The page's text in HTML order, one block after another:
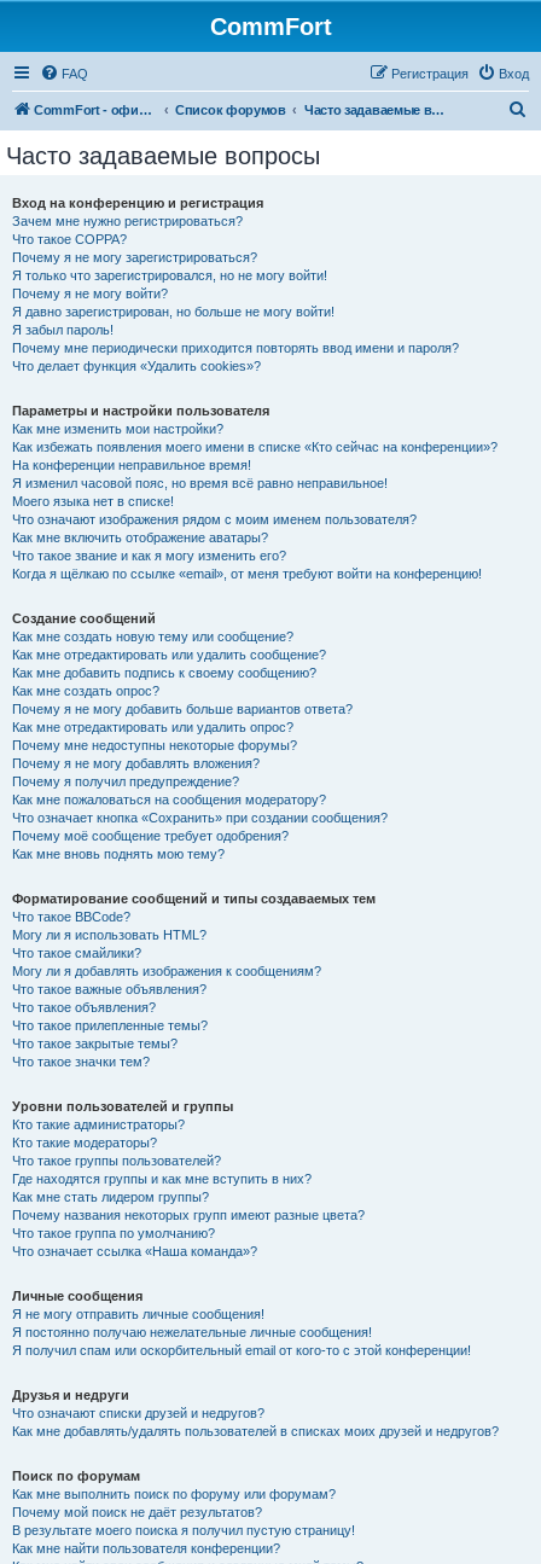
CommFort
FAQ Вход
Регистрация
CommFort - официальный сайт Список форумов Часто задаваемые вопросы
Часто задаваемые вопросы
Вход на конференцию и регистрация
Зачем мне нужно регистрироваться?
Что такое COPPA?
Почему я не могу зарегистрироваться?
Я только что зарегистрировался, но не могу войти!
Почему я не могу войти?
Я давно зарегистрирован, но больше не могу войти!
Я забыл пароль!
Почему мне периодически приходится повторять ввод имени и пароля?
Что делает функция «Удалить cookies»?
Параметры и настройки пользователя
Как мне изменить мои настройки?
Как избежать появления моего имени в списке «Кто сейчас на конференции»?
На конференции неправильное время!
Я изменил часовой пояс, но время всё равно неправильное!
Моего языка нет в списке!
Что означают изображения рядом с моим именем пользователя?
Как мне включить отображение аватары?
Что такое звание и как я могу изменить его?
Когда я щёлкаю по ссылке «email», от меня требуют войти на конференцию!
Создание сообщений
Как мне создать новую тему или сообщение?
Как мне отредактировать или удалить сообщение?
Как мне добавить подпись к своему сообщению?
Как мне создать опрос?
Почему я не могу добавить больше вариантов ответа?
Как мне отредактировать или удалить опрос?
Почему мне недоступны некоторые форумы?
Почему я не могу добавлять вложения?
Почему я получил предупреждение?
Как мне пожаловаться на сообщения модератору?
Что означает кнопка «Сохранить» при создании сообщения?
Почему моё сообщение требует одобрения?
Как мне вновь поднять мою тему?
Форматирование сообщений и типы создаваемых тем
Что такое BBCode?
Могу ли я использовать HTML?
Что такое смайлики?
Могу ли я добавлять изображения к сообщениям?
Что такое важные объявления?
Что такое объявления?
Что такое прилепленные темы?
Что такое закрытые темы?
Что такое значки тем?
Уровни пользователей и группы
Кто такие администраторы?
Кто такие модераторы?
Что такое группы пользователей?
Где находятся группы и как мне вступить в них?
Как мне стать лидером группы?
Почему названия некоторых групп имеют разные цвета?
Что такое группа по умолчанию?
Что означает ссылка «Наша команда»?
Личные сообщения
Я не могу отправить личные сообщения!
Я постоянно получаю нежелательные личные сообщения!
Я получил спам или оскорбительный email от кого-то с этой конференции!
Друзья и недруги
Что означают списки друзей и недругов?
Как мне добавлять/удалять пользователей в списках моих друзей и недругов?
Поиск по форумам
Как мне выполнить поиск по форуму или форумам?
Почему мой поиск не даёт результатов?
В результате моего поиска я получил пустую страницу!
Как мне найти пользователя конференции?